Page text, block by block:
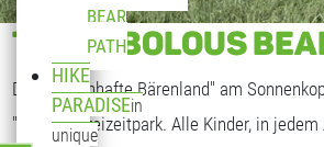
BEAR
PATH
HIKE
PARADISEin
unique
THE FABOLOUS
Das "Sagenhafte Bärenland" am
"bäriger" Freizeitpark. Alle Kinder, in jedem